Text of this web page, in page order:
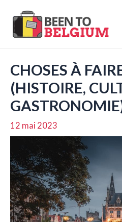
contenu
CHOSES À
(HISTOIRE,
12 mai 2023